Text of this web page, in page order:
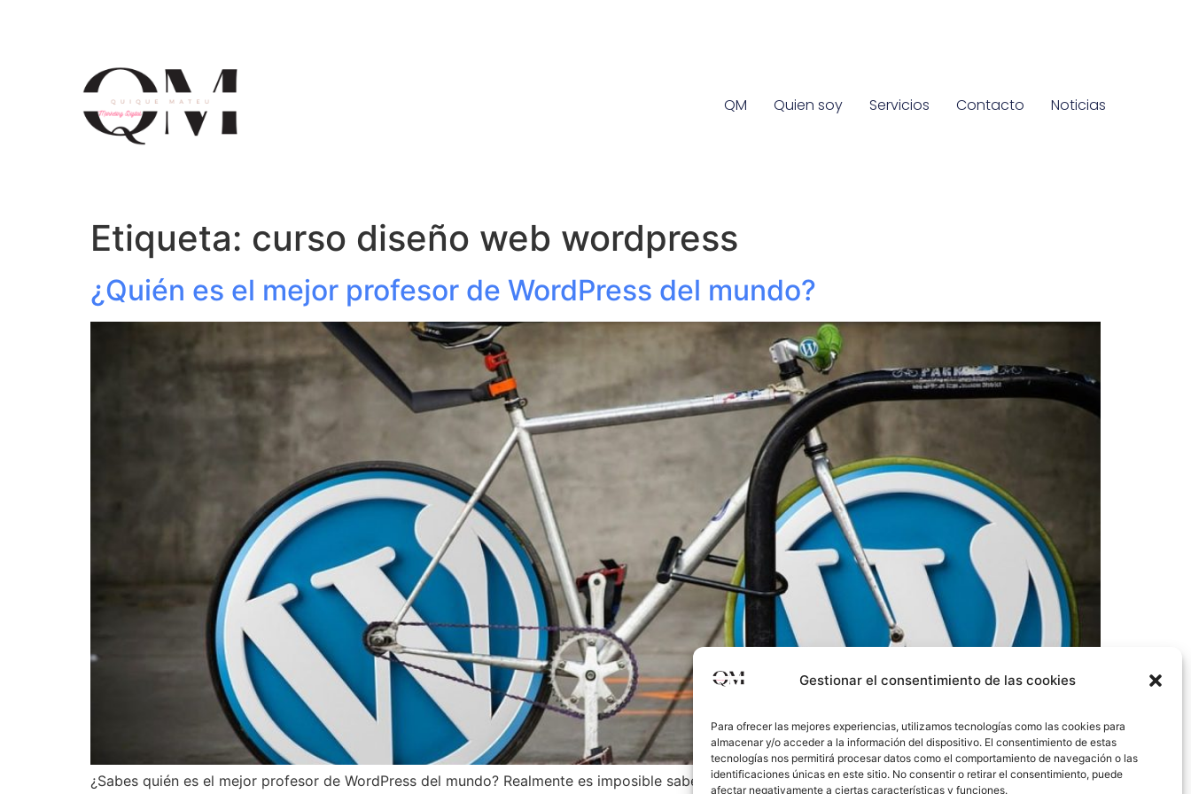
Gestionar el consentimiento de las cookies
Para ofrecer las mejores experiencias, utilizamos tecnologías como las cookies para
almacenar y/o acceder a la información del dispositivo. El consentimiento de estas
tecnologías nos permitirá procesar datos como el comportamiento de navegación o las
identificaciones únicas en este sitio. No consentir o retirar el consentimiento, puede
afectar negativamente a ciertas características y funciones.
QM Quien soy Servicios Contacto Noticias
Etiqueta: curso diseño web wordpress
¿Quién es el mejor profesor de WordPress del mundo?
¿Sabes quién es el mejor profesor de WordPress del mundo? Realmente es imposible saber quién es el mejor profesor de WordPress del mundo pero